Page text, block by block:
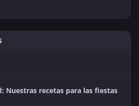
Nuestras recetas para las fiestas